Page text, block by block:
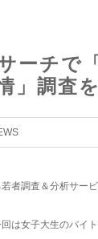
ーチで
」調査
者調査＆分析サー
は女子大生のバイ